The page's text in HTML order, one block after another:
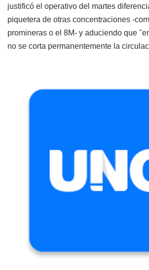
justificó el operativo del martes
piquetera de otras concentraciones -
promineras o el 8M- y aduciendo que
no se corta permanentemente la